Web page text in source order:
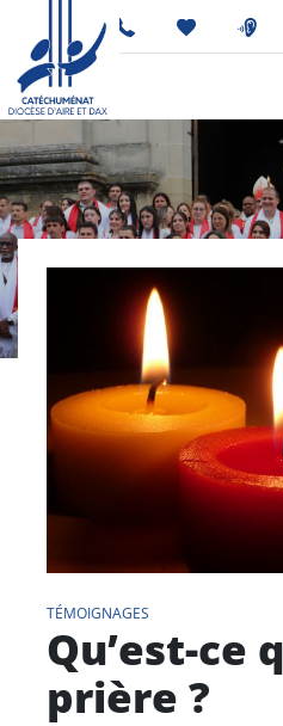
TÉMOIGNAGES
Qu’est-ce
prière ?
Panneau de gestion des cookies